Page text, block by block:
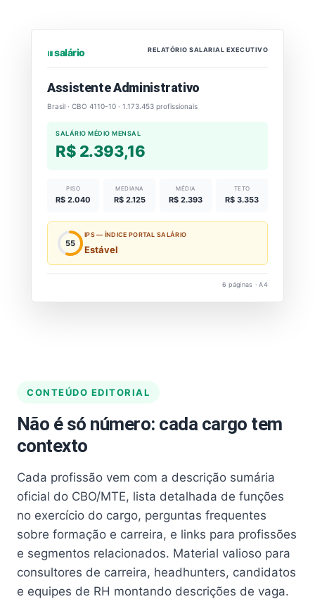
⏐⏐⏐ salário RELATÓRIO SALARIAL EXECUTIVO
Assistente Administrativo
Brasil · CBO 4110-10 · 1.173.453 profissionais
SALÁRIO MÉDIO MENSAL
R$ 2.393,16
PISO
R$ 2.040
MEDIANA
R$ 2.125
MÉDIA
R$ 2.393
TETO
R$ 3.353
55
IPS — ÍNDICE PORTAL SALÁRIO
Estável
6 páginas · A4
CONTEÚDO EDITORIAL
Não é só número: cada cargo tem
contexto
Cada profissão vem com a descrição sumária
oficial do CBO/MTE, lista detalhada de funções
no exercício do cargo, perguntas frequentes
sobre formação e carreira, e links para profissões
e segmentos relacionados. Material valioso para
consultores de carreira, headhunters, candidatos
e equipes de RH montando descrições de vaga.